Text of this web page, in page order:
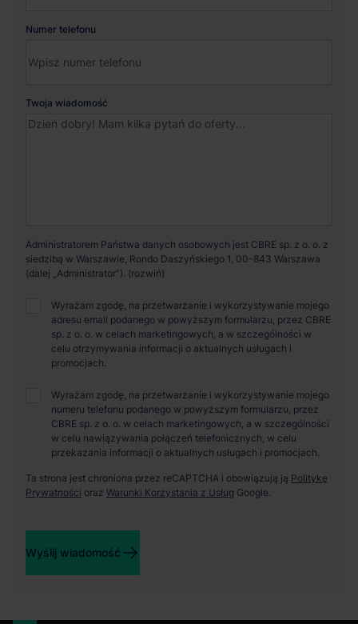
Numer telefonu
Twoja wiadomość
Administratorem Państwa danych osobowych jest CBRE sp. z o. o. z
siedzibą w Warszawie, Rondo Daszyńskiego 1, 00-843 Warszawa
(dalej „Administrator”).
Wyrażam zgodę, na przetwarzanie i wykorzystywanie mojego
adresu email podanego w powyższym formularzu, przez CBRE
sp. z o. o. w celach marketingowych, a w szczególności w
celu otrzymywania informacji o aktualnych usługach i
promocjach.
Wyrażam zgodę, na przetwarzanie i wykorzystywanie mojego
numeru telefonu podanego w powyższym formularzu, przez
CBRE sp. z o. o. w celach marketingowych, a w szczególności
w celu nawiązywania połączeń telefonicznych, w celu
przekazania informacji o aktualnych usługach i promocjach.
Ta strona jest chroniona przez reCAPTCHA i obowiązują ją Politykę
Prywatności oraz Warunki Korzystania z Usług Google.
Wyślij wiadomość